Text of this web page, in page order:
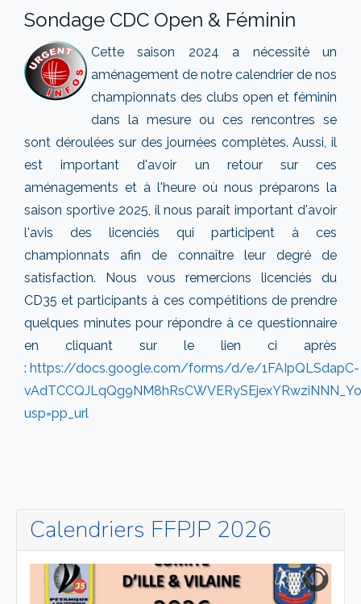
Sondage CDC Open & Féminin
Cette saison 2024 a nécessité un
aménagement de notre calendrier de nos
championnats des clubs open et féminin
dans la mesure ou ces rencontres se
sont déroulées sur des journées complètes. Aussi, il
est important d'avoir un retour sur ces
aménagements et à l'heure où nous préparons la
saison sportive 2025, il nous parait important d'avoir
l'avis des licenciés qui participent à ces
championnats afin de connaître leur degré de
satisfaction. Nous vous remercions licenciés du
CD35 et participants à ces compétitions de prendre
quelques minutes pour répondre à ce questionnaire
en cliquant sur le lien ci après
: https://docs.google.com/forms/d/e/1FAIpQLSdapC-
usp=pp_url
Calendriers FFPJP 2026